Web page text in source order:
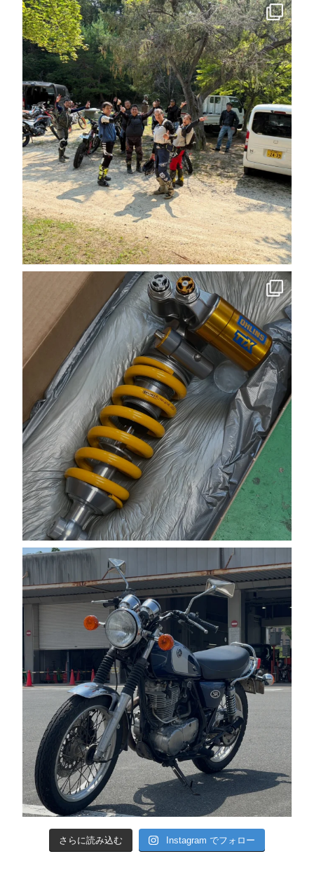
さらに読み込む Instagram でフォロー